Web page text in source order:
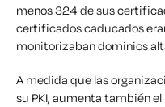
menos 324 de sus
certificados caducados
monitorizaban dominios
A medida que las
su PKI, aumenta también